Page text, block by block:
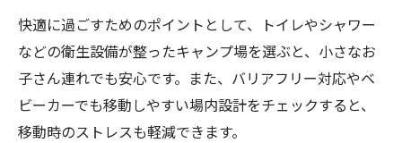
静岡キャンプ場の子ども向けサービス充実
度
親子で安心できる静岡キャンプの選択基準
静岡キャンプで雨天でも楽しめる体験紹介
快適に過ごすためのポイントとして、トイレやシャワー
などの衛生設備が整ったキャンプ場を選ぶと、小さなお
子さん連れでも安心です。また、バリアフリー対応やベ
ビーカーでも移動しやすい場内設計をチェックすると、
移動時のストレスも軽減できます。